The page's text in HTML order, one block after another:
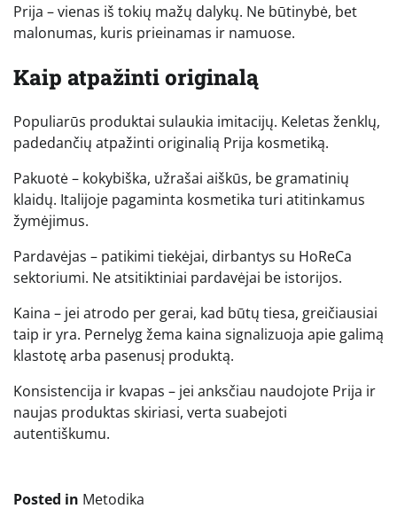
Prija – vienas iš tokių mažų dalykų. Ne būtinybė, bet
malonumas, kuris prieinamas ir namuose.
Kaip atpažinti originalą
Populiarūs produktai sulaukia imitacijų. Keletas ženklų,
padedančių atpažinti originalią Prija kosmetiką.
Pakuotė – kokybiška, užrašai aiškūs, be gramatinių
klaidų. Italijoje pagaminta kosmetika turi atitinkamus
žymėjimus.
Pardavėjas – patikimi tiekėjai, dirbantys su HoReCa
sektoriumi. Ne atsitiktiniai pardavėjai be istorijos.
Kaina – jei atrodo per gerai, kad būtų tiesa, greičiausiai
taip ir yra. Pernelyg žema kaina signalizuoja apie galimą
klastotę arba pasenusį produktą.
Konsistencija ir kvapas – jei anksčiau naudojote Prija ir
naujas produktas skiriasi, verta suabejoti
autentiškumu.
Posted in Metodika